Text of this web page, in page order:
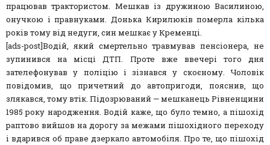
працював трактористом. Мешкав із дружиною Василиною,
онучкою і правнуками. Донька Кирилюків померла кілька
років тому від недуги, син мешкає у Кременці.
[ads-post]Водій, який смертельно травмував пенсіонера, не
зупинився на місці ДТП. Проте вже ввечері того дня
зателефонував у поліцію і зізнався у скоєному. Чоловік
повідомив, що причетний до автопригоди, пояснив, що
злякався, тому втік. Підозрюваний — мешканець Рівненщини
1985 року народження. Водій каже, що було темно, а пішохід
раптово вийшов на дорогу за межами пішохідного переходу
і вдарився об праве дзеркало автомобіля. Про те, що пішохід